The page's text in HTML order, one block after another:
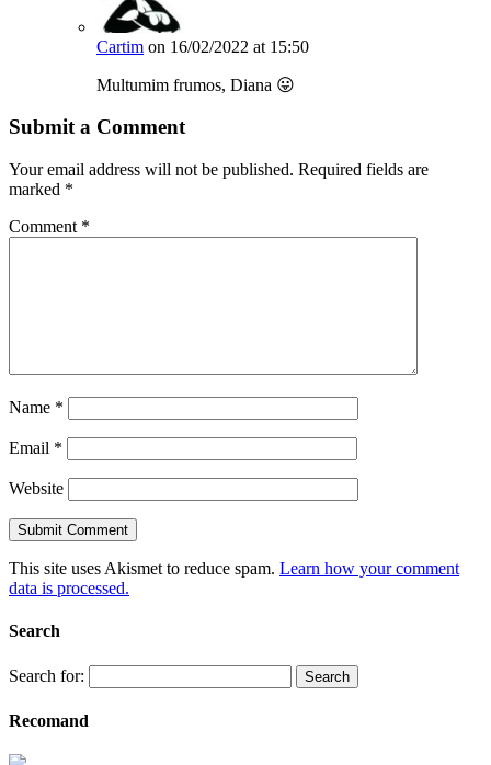
Cartim on 16/02/2022 at 15:50
Multumim frumos, Diana 😛
Submit a Comment
Your email address will not be published. Required fields are
marked *
Comment *
Name *
Email *
Website
This site uses Akismet to reduce spam. Learn how your comment
data is processed.
Search
Search for:
Recomand